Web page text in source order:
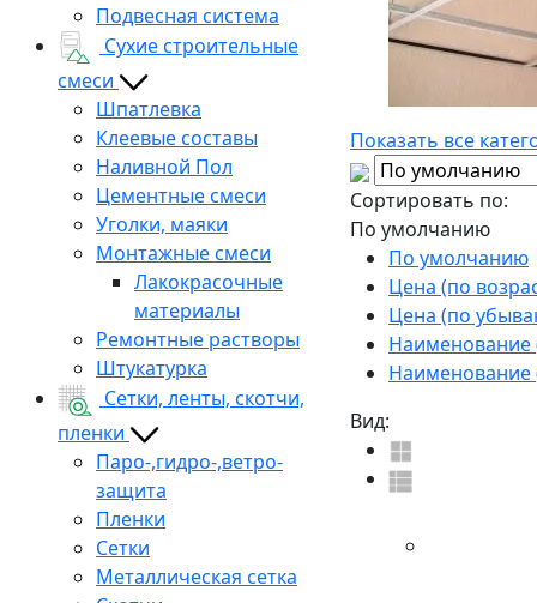
Подвесная система
Сухие строительные
смеси
Шпатлевка
Клеевые составы
Наливной Пол
Цементные смеси
Уголки, маяки
Монтажные смеси
Лакокрасочные
материалы
Ремонтные растворы
Штукатурка
Сетки, ленты, скотчи,
пленки
Паро-,гидро-,ветро-
защита
Пленки
Сетки
Металлическая сетка
Показать все
Сортировать по:
По умолчанию
По умолчанию
Цена (по
Цена (по
Наименование
Наименование
Вид: